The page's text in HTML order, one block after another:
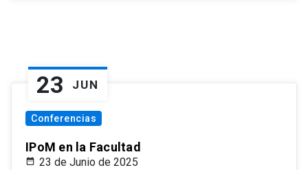
23 JUN
Conferencias
IPoM en la Facultad
23 de Junio de 2025